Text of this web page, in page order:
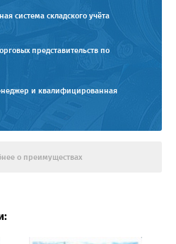
система складского учёта
представительств по
и квалифицированная
о преимуществах